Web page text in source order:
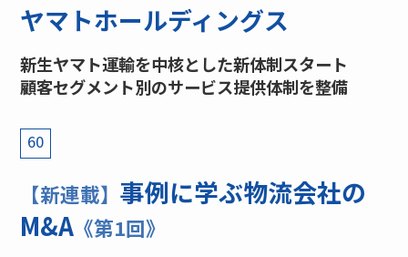
ヤマトホールディングス
新生ヤマト運輸を中核とした新体制スタート
顧客セグメント別のサービス提供体制を整備
60
【新連載】事例に学ぶ物流会社の
M&A 《第1回》